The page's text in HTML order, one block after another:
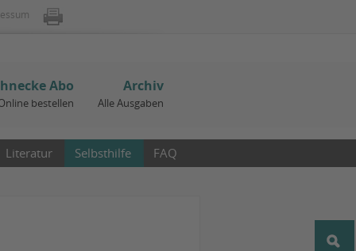
Abo
bestellen
Archiv
Alle Ausgaben
Literatur Selbsthilfe FAQ